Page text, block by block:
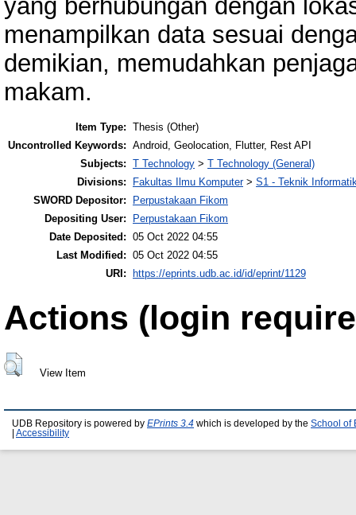
yang berhubungan dengan
menampilkan data sesuai
demikian, memudahkan
makam.
Item Type: Thesis (Other)
Uncontrolled Keywords: Android, Geolocation, Flutter, Rest API
Subjects: T Technology > T Technology (General)
Divisions:
Fakultas Ilmu Komputer> S1 - Teknik
SWORD Depositor:
Perpustakaan Fikom
Depositing User:
Perpustakaan Fikom
Date Deposited: 05 Oct 2022 04:55
Last Modified: 05 Oct 2022 04:55
URI:
https://eprints.udb.ac.id/id/eprint/1129
Actions (login
View Item
UDB Repository is powered by EPrints 3.4 which is developed by the School of
Accessibility